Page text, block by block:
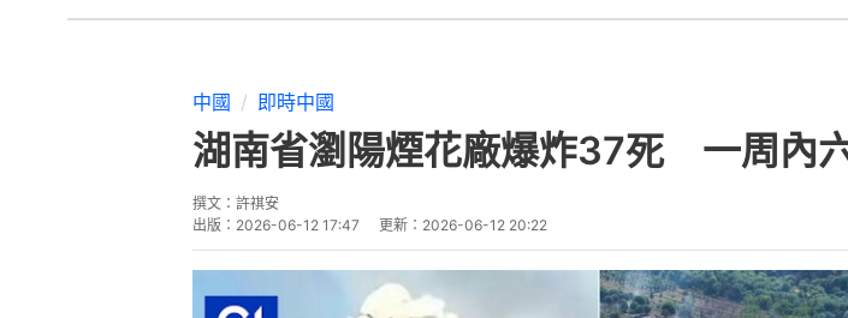
中國 即時中國
湖南省瀏陽煙花廠爆炸37死 一周內
撰文： 許祺安
出版： 2026-06-12 17:47 更新： 2026-06-12 20:22